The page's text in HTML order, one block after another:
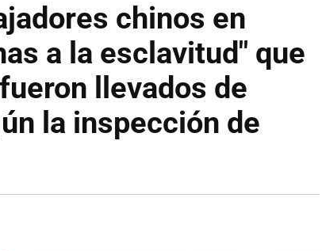
chinos en
a la esclavitud" que
llevados de
la inspección de